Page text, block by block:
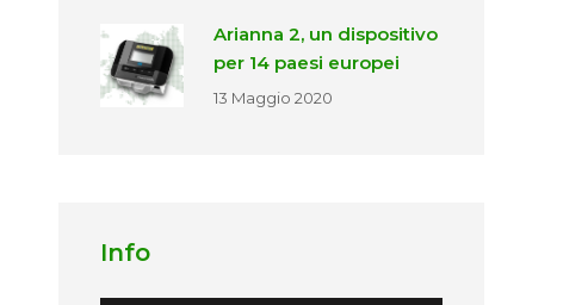
Arianna 2, un dispositivo
per 14 paesi europei
13 Maggio 2020
Info